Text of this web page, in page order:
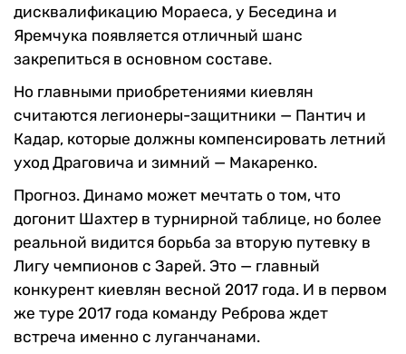
дисквалификацию Мораеса, у Беседина и
Яремчука появляется отличный шанс
закрепиться в основном составе.
Но главными приобретениями киевлян
считаются легионеры-защитники — Пантич и
Кадар, которые должны компенсировать летний
уход Драговича и зимний — Макаренко.
Прогноз. Динамо может мечтать о том, что
догонит Шахтер в турнирной таблице, но более
реальной видится борьба за вторую путевку в
Лигу чемпионов с Зарей. Это — главный
конкурент киевлян весной 2017 года. И в первом
же туре 2017 года команду Реброва ждет
встреча именно с луганчанами.